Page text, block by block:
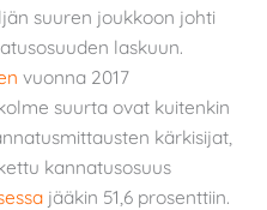
suuren joukkoon johti
laskuun.
vuonna 2017
suurta ovat kuitenkin
kärkisijat,
kannatusosuus
jääkin 51,6 prosenttiin.